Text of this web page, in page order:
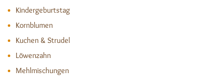
Kindergeburtstag
Kornblumen
Kuchen & Strudel
Löwenzahn
Mehlmischungen